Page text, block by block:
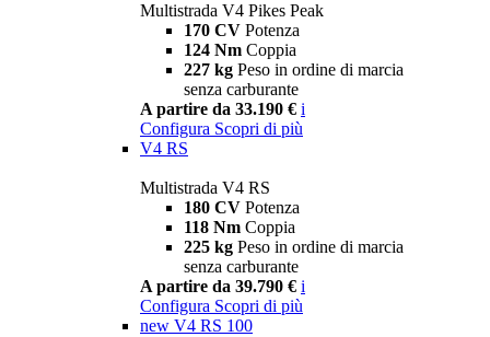
Multistrada V4 Pikes Peak
170 CV Potenza
124 Nm Coppia
227 kg Peso in ordine di marcia
senza carburante
A partire da 33.190 € i
Configura Scopri di più
V4 RS
Multistrada V4 RS
180 CV Potenza
118 Nm Coppia
225 kg Peso in ordine di marcia
senza carburante
A partire da 39.790 € i
Configura Scopri di più
new V4 RS 100